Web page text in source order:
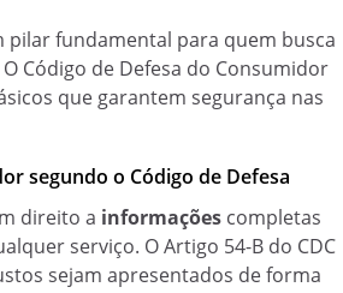
pilar fundamental para quem busca
Código de Defesa do Consumidor
que garantem segurança nas
segundo o Código de Defesa
direito a informações completas
serviço. O Artigo 54-B do CDC
sejam apresentados de forma